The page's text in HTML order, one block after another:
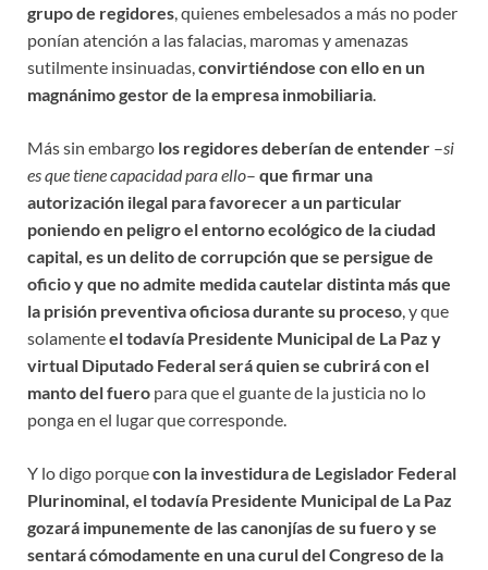
grupo de regidores, quienes embelesados a más no poder
ponían atención a las falacias, maromas y amenazas
sutilmente insinuadas,convirtiéndose con ello en un
magnánimo gestor de la empresa inmobiliaria.
Más sin embargo los regidores deberían de entender –si
es que tiene capacidad para ello– que firmar una
autorización ilegal para favorecer a un particular
poniendo en peligro el entorno ecológico de la ciudad
capital, es un delito de corrupción que se persigue de
oficio y que no admite medida cautelar distinta más que
la prisión preventiva oficiosa durante su proceso, y que
solamenteel todavía Presidente Municipal de La Paz y
virtual Diputado Federal será quien se cubrirá con el
manto del fuero para que el guante de la justicia no lo
ponga en el lugar que corresponde.
Y lo digo porquecon la investidura de Legislador Federal
Plurinominal, el todavía Presidente Municipal de La Paz
gozará impunemente de las canonjías de su fuero y se
sentará cómodamente en una curul del Congreso de la